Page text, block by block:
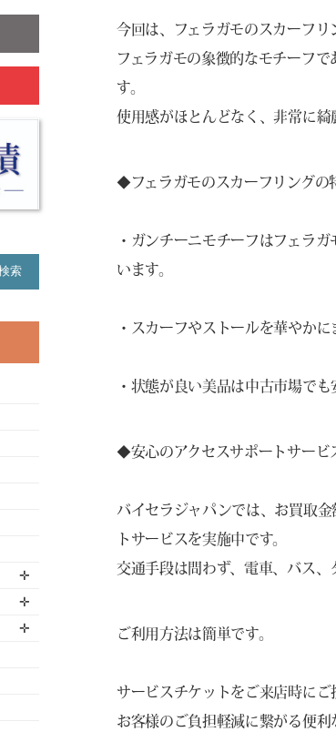
今回は、フェラガモのスカーフリ
フェラガモの象徴的なモチーフ
す。
使用感がほとんどなく、非常に綺
◆フェラガモのスカーフリングの
・ガンチーニモチーフはフェラ
います。
・スカーフやストールを華やか
・状態が良い美品は中古市場で
◆安心のアクセスサポートサービ
バイセラジャパンでは、お買取
トサービスを実施中です。
交通手段は問わず、電車、バス、
ご利用方法は簡単です。
サービスチケットをご来店時にご
お客様のご負担軽減に繋がる便利
索
✛
✛
✛